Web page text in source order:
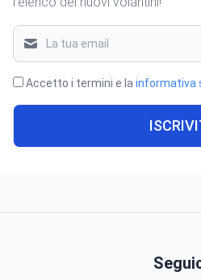
Accetto i termini e la informativa